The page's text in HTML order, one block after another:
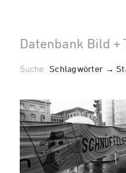
Datenbank Bild +
Suche: Schlagwörter →